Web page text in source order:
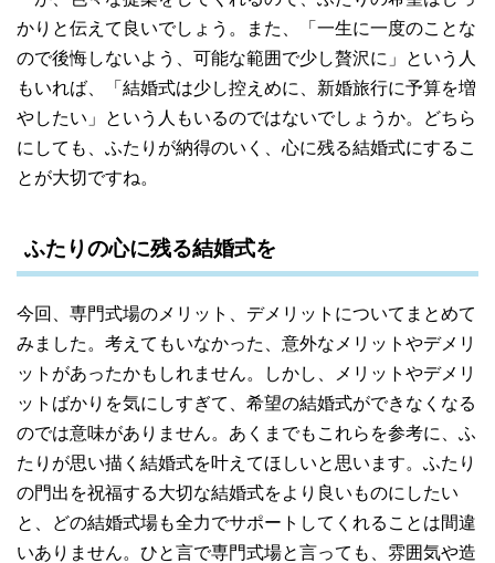
かりと伝えて良いでしょう。また、「一生に一度のことな
ので後悔しないよう、可能な範囲で少し贅沢に」という人
もいれば、「結婚式は少し控えめに、新婚旅行に予算を増
やしたい」という人もいるのではないでしょうか。どちら
にしても、ふたりが納得のいく、心に残る結婚式にするこ
とが大切ですね。
ふたりの心に残る結婚式を
今回、専門式場のメリット、デメリットについてまとめて
みました。考えてもいなかった、意外なメリットやデメリ
ットがあったかもしれません。しかし、メリットやデメリ
ットばかりを気にしすぎて、希望の結婚式ができなくなる
のでは意味がありません。あくまでもこれらを参考に、ふ
たりが思い描く結婚式を叶えてほしいと思います。ふたり
の門出を祝福する大切な結婚式をより良いものにしたい
と、どの結婚式場も全力でサポートしてくれることは間違
いありません。ひと言で専門式場と言っても、雰囲気や造